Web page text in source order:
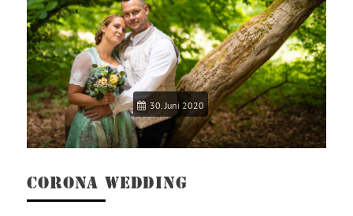
30. Juni 2020
CORONA WEDDING